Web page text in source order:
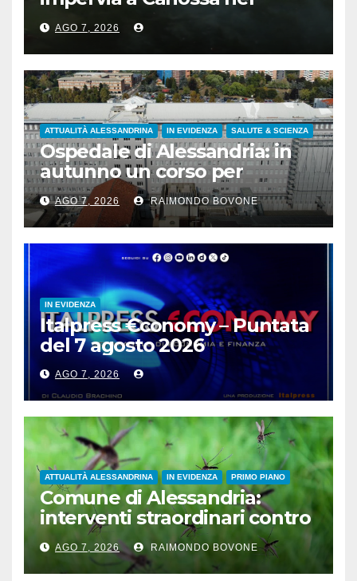
reggiano
AGO 7, 2026
ATTUALITÀ ALESSANDRINA IN EVIDENZA SALUTE & SCIENZA
Ospedale di Alessandria: in
autunno un corso per
infermieri e OSS
sull’assistenza ai disabili
AGO 7, 2026 RAIMONDO BOVONE
IN EVIDENZA
Italpress €conomy – Puntata
del 7 agosto 2026
AGO 7, 2026
ATTUALITÀ ALESSANDRINA IN EVIDENZA PRIMO PIANO
Comune di Alessandria:
interventi straordinari contro
le zanzare
AGO 7, 2026 RAIMONDO BOVONE